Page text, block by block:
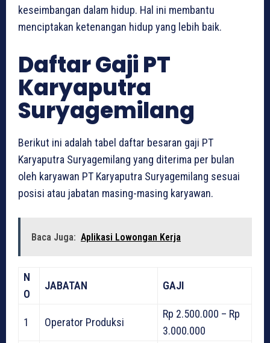
keseimbangan dalam hidup. Hal ini membantu
menciptakan ketenangan hidup yang lebih baik.
Daftar Gaji PT
Karyaputra
Suryagemilang
Berikut ini adalah tabel daftar besaran gaji PT
Karyaputra Suryagemilang yang diterima per bulan
oleh karyawan PT Karyaputra Suryagemilang sesuai
posisi atau jabatan masing-masing karyawan.
Baca Juga: Aplikasi Lowongan Kerja
N
O
JABATAN GAJI
1 Operator Produksi
Rp 2.500.000 – Rp
3.000.000